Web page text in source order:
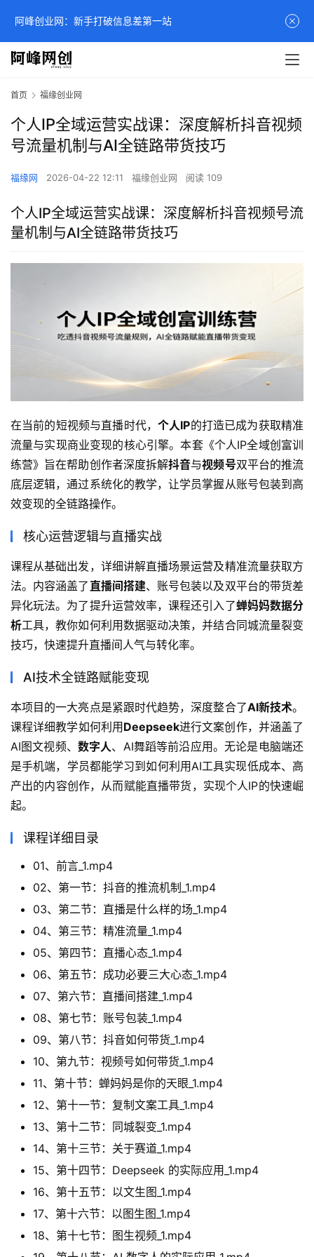
首页 福缘创业网
个人IP全域运营实战课：深度解析抖音视频
号流量机制与AI全链路带货技巧
福缘网 2026-04-22 12:11 福缘创业网 阅读 109
个人IP全域运营实战课：深度解析抖音视频号流
量机制与AI全链路带货技巧
在当前的短视频与直播时代，个人IP的打造已成为获取精准
流量与实现商业变现的核心引擎。本套《个人IP全域创富训
练营》旨在帮助创作者深度拆解抖音与视频号双平台的推流
底层逻辑，通过系统化的教学，让学员掌握从账号包装到高
效变现的全链路操作。
核心运营逻辑与直播实战
课程从基础出发，详细讲解直播场景运营及精准流量获取方
法。内容涵盖了 直播间搭建、账号包装以及双平台的带货差
异化玩法。为了提升运营效率，课程还引入了蝉妈妈数据分
析工具，教你如何利用数据驱动决策，并结合同城流量裂变
技巧，快速提升直播间人气与转化率。
AI技术全链路赋能变现
本项目的一大亮点是紧跟时代趋势，深度整合了AI新技术。
课程详细教学如何利用Deepseek进行文案创作，并涵盖了
AI图文视频、 数字人、AI舞蹈等前沿应用。无论是电脑端还
是手机端，学员都能学习到如何利用AI工具实现低成本、高
产出的内容创作，从而赋能直播带货，实现个人IP的快速崛
起。
课程详细目录
01、前言_1.mp4
02、第一节：抖音的推流机制_1.mp4
03、第二节：直播是什么样的场_1.mp4
04、第三节：精准流量_1.mp4
05、第四节：直播心态_1.mp4
06、第五节：成功必要三大心态_1.mp4
07、第六节：直播间搭建_1.mp4
08、第七节：账号包装_1.mp4
09、第八节：抖音如何带货_1.mp4
10、第九节：视频号如何带货_1.mp4
11、第十节：蝉妈妈是你的天眼_1.mp4
12、第十一节：复制文案工具_1.mp4
13、第十二节：同城裂变_1.mp4
14、第十三节：关于赛道_1.mp4
15、第十四节：Deepseek 的实际应用_1.mp4
16、第十五节：以文生图_1.mp4
17、第十六节：以图生图_1.mp4
18、第十七节：图生视频_1.mp4
阿峰创业网：新手打破信息差第一站